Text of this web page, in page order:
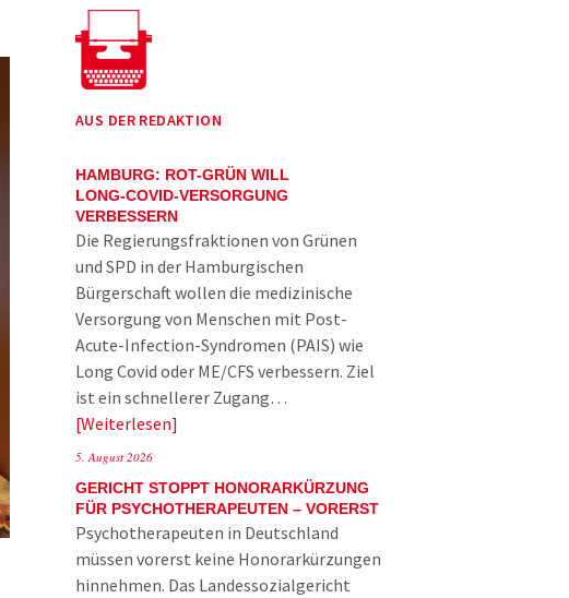
AUS DER REDAKTION
HAMBURG: ROT-GRÜN WILL
LONG-COVID-VERSORGUNG
VERBESSERN
Die Regierungsfraktionen von Grünen
und SPD in der Hamburgischen
Bürgerschaft wollen die medizinische
Versorgung von Menschen mit Post-
Acute-Infection-Syndromen (PAIS) wie
Long Covid oder ME/CFS verbessern. Ziel
ist ein schnellerer Zugang…
Weiterlesen
5. August 2026
GERICHT STOPPT HONORARKÜRZUNG
FÜR PSYCHOTHERAPEUTEN – VORERST
Psychotherapeuten in Deutschland
müssen vorerst keine Honorarkürzungen
hinnehmen. Das Landessozialgericht